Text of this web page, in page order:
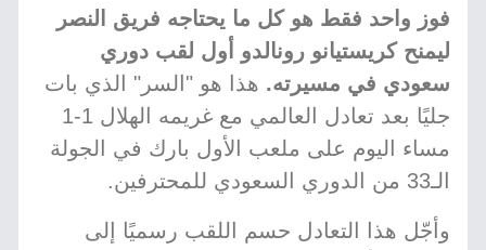
فوز واحد فقط هو كل ما يحتاجه فريق النصر
ليمنح كريستيانو رونالدو أول لقب دوري
سعودي في مسيرته. هذا هو "السر" الذي بات
جليًا بعد تعادل العالمي مع غريمه الهلال 1-1
مساء اليوم على ملعب الأول بارك في الجولة
الـ33 من الدوري السعودي للمحترفين.
وأجّل هذا التعادل حسم اللقب رسميًا إلى